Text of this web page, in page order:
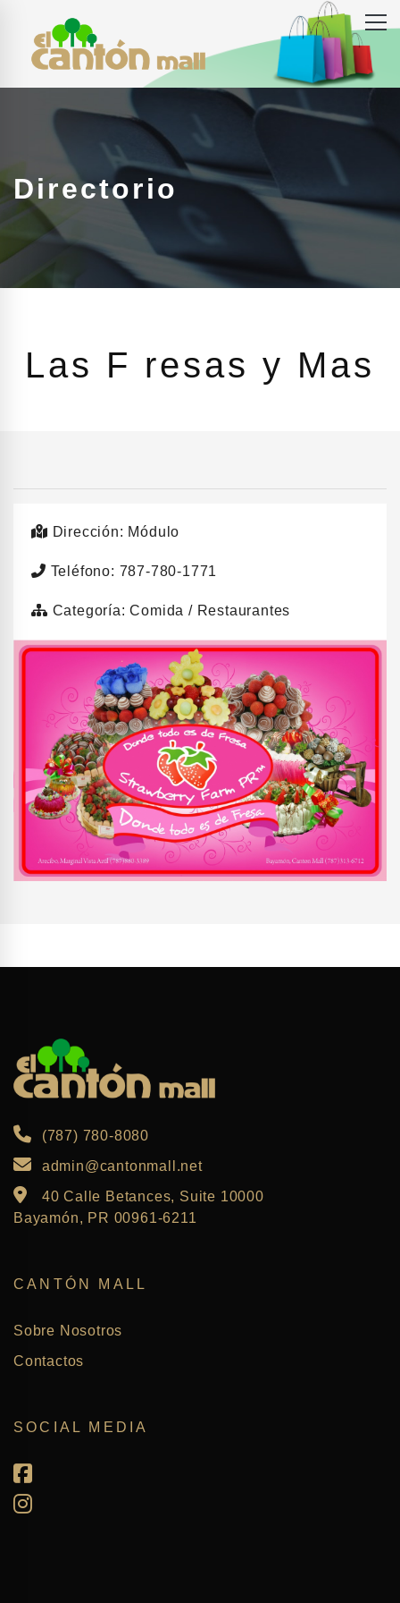
Directorio
Las F resas y Mas
Dirección: Módulo
Teléfono: 787-780-1771
Categoría: Comida / Restaurantes
(787) 780-8080
admin@cantonmall.net
40 Calle Betances, Suite 10000
Bayamón, PR 00961-6211
CANTÓN MALL
Sobre Nosotros
Contactos
SOCIAL MEDIA